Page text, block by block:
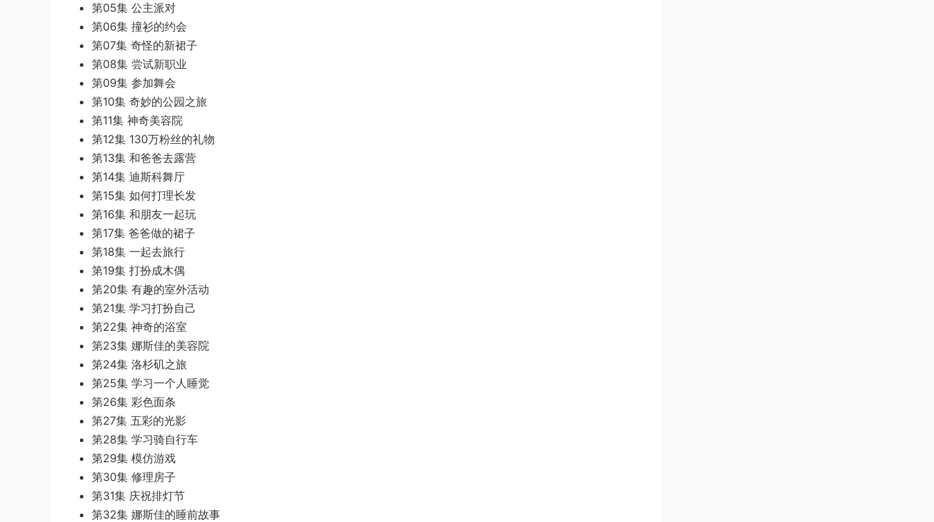
第05集 公主派对
第06集 撞衫的约会
第07集 奇怪的新裙子
第08集 尝试新职业
第09集 参加舞会
第10集 奇妙的公园之旅
第11集 神奇美容院
第12集 130万粉丝的礼物
第13集 和爸爸去露营
第14集 迪斯科舞厅
第15集 如何打理长发
第16集 和朋友一起玩
第17集 爸爸做的裙子
第18集 一起去旅行
第19集 打扮成木偶
第20集 有趣的室外活动
第21集 学习打扮自己
第22集 神奇的浴室
第23集 娜斯佳的美容院
第24集 洛杉矶之旅
第25集 学习一个人睡觉
第26集 彩色面条
第27集 五彩的光影
第28集 学习骑自行车
第29集 模仿游戏
第30集 修理房子
第31集 庆祝排灯节
第32集 娜斯佳的睡前故事